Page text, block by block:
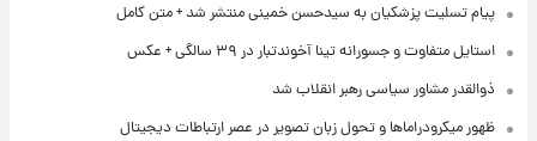
پیام تسلیت پزشکیان به سیدحسن خمینی منتشر شد + متن کامل
استایل متفاوت و جسورانه تینا آخوندتبار در ۳۹ سالگی + عکس
ذوالقدر مشاور سیاسی رهبر انقلاب شد
ظهور میکرودراماها و تحول زبان تصویر در عصر ارتباطات دیجیتال